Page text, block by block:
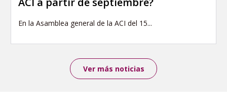
En la Asamblea general de la ACI del 15...
Ver más noticias